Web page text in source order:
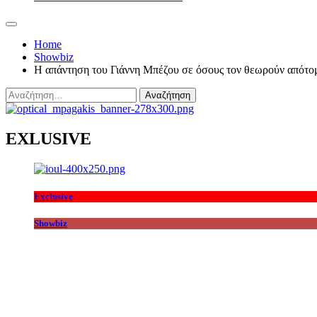
Home
Showbiz
Η απάντηση του Γιάννη Μπέζου σε όσους τον θεωρούν
Αναζήτηση
για:
EXLUSIVE
Exclusive
Showbiz